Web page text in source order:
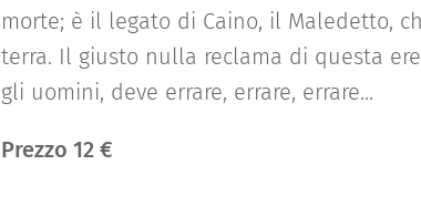
morte; è il legato di Caino, il Maledetto,
terra. Il giusto nulla reclama di questa
gli uomini, deve errare, errare, errare...
Prezzo 12 €